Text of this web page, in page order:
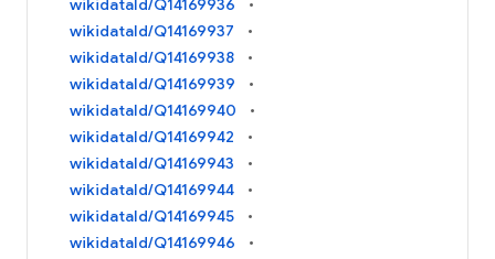
wikidataId/Q14169936
wikidataId/Q14169937
wikidataId/Q14169938
wikidataId/Q14169939
wikidataId/Q14169940
wikidataId/Q14169942
wikidataId/Q14169943
wikidataId/Q14169944
wikidataId/Q14169945
wikidataId/Q14169946